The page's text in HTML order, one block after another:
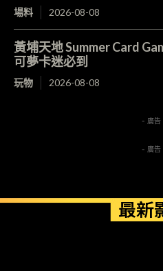
場料 2026-08-08
黃埔天地 Summer Card
可夢卡迷必到
玩物 2026-08-08
- 廣告
- 廣告
最新